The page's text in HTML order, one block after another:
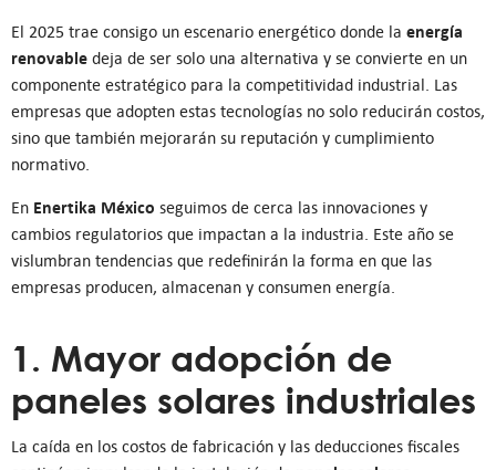
El 2025 trae consigo un escenario energético donde la energía
renovable deja de ser solo una alternativa y se convierte en un
componente estratégico para la competitividad industrial. Las
empresas que adopten estas tecnologías no solo reducirán costos,
sino que también mejorarán su reputación y cumplimiento
normativo.
En Enertika México seguimos de cerca las innovaciones y
cambios regulatorios que impactan a la industria. Este año se
vislumbran tendencias que redefinirán la forma en que las
empresas producen, almacenan y consumen energía.
1. Mayor adopción de
paneles solares industriales
La caída en los costos de fabricación y las deducciones fiscales